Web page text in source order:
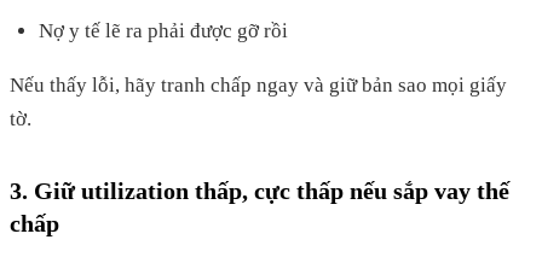
Nợ y tế lẽ ra phải được gỡ rồi
Nếu thấy lỗi, hãy tranh chấp ngay và giữ bản sao mọi giấy
tờ.
3. Giữ utilization thấp, cực thấp nếu sắp vay thế
chấp